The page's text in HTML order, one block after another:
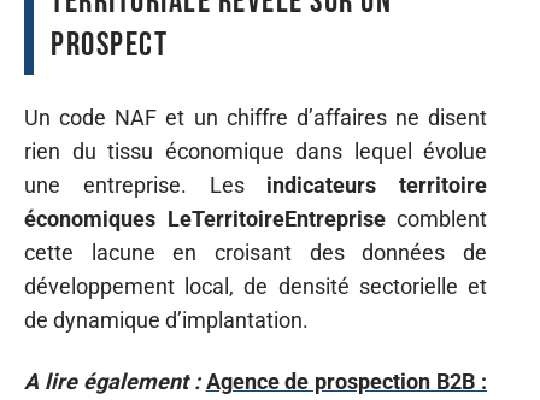
prospect
Un code NAF et un chiffre d’affaires ne disent
rien du tissu économique dans lequel évolue
une entreprise. Les indicateurs territoire
économiques LeTerritoireEntreprisecomblent
cette lacune en croisant des données de
développement local, de densité sectorielle et
de dynamique d’implantation.
A lire également : Agence de prospection B2B :